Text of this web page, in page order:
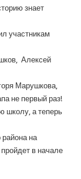
знает
участникам
Алексей
Марушкова,
не первый раз!
школу, а теперь
на
в начале